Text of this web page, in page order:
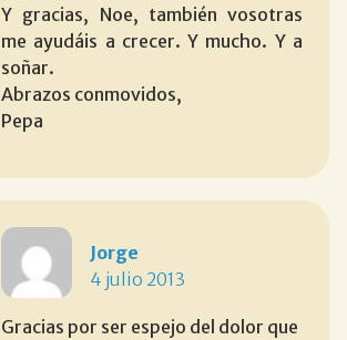
Y gracias, Noe, también vosotras
me ayudáis a crecer. Y mucho. Y a
soñar.
Abrazos conmovidos,
Pepa
Jorge
4 julio 2013
Gracias por ser espejo del dolor que